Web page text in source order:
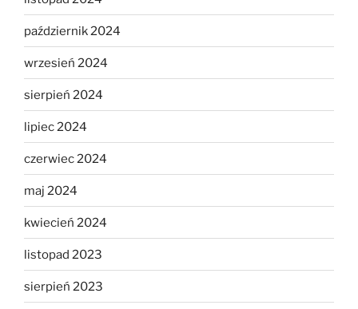
październik 2024
wrzesień 2024
sierpień 2024
lipiec 2024
czerwiec 2024
maj 2024
kwiecień 2024
listopad 2023
sierpień 2023